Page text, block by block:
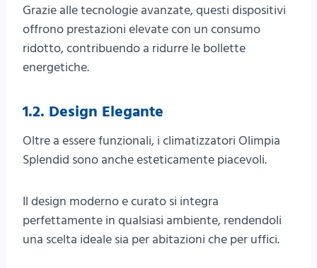
Grazie alle tecnologie avanzate, questi dispositivi
offrono prestazioni elevate con un consumo
ridotto, contribuendo a ridurre le bollette
energetiche.
1.2. Design Elegante
Oltre a essere funzionali, i climatizzatori Olimpia
Splendid sono anche esteticamente piacevoli.
Il design moderno e curato si integra
perfettamente in qualsiasi ambiente, rendendoli
una scelta ideale sia per abitazioni che per uffici.